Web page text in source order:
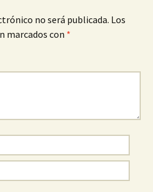
no será publicada. Los
marcados con *